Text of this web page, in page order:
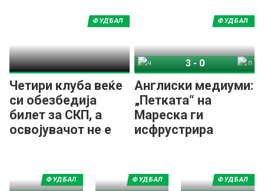
проширен формат!
Светско клупско
првенство во
Четири клуба веќе
си обезбедија
билет за СКП, а
освојувачот не е
ФУДБАЛ
Англиски медиуми:
„Петката“ на
Мареска ги
исфрустрира
ФУДБАЛ
3-0
ФУДБАЛ ФУДБАЛ ФУДБАЛ